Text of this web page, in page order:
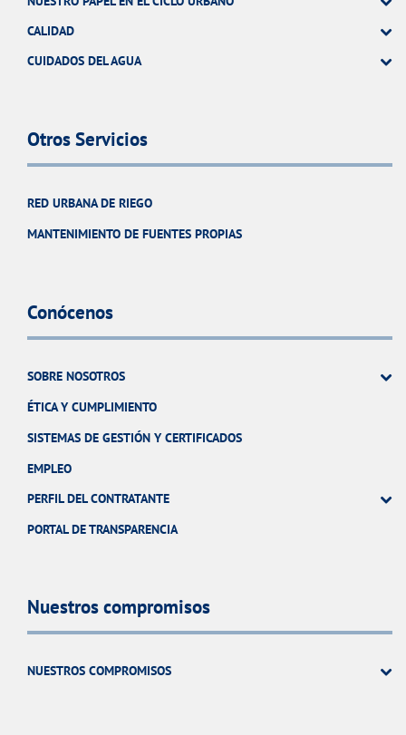
CALIDAD
CUIDADOS DEL AGUA
Otros Servicios
RED URBANA DE RIEGO
MANTENIMIENTO DE FUENTES PROPIAS
Conócenos
SOBRE NOSOTROS
ÉTICA Y CUMPLIMIENTO
SISTEMAS DE GESTIÓN Y CERTIFICADOS
EMPLEO
PERFIL DEL CONTRATANTE
PORTAL DE TRANSPARENCIA
Nuestros compromisos
NUESTROS COMPROMISOS